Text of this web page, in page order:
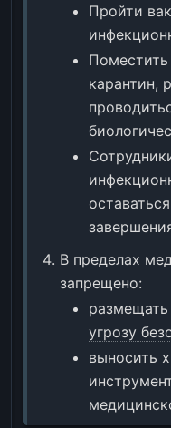
Пройти
карантин,
В пределах
запрещено:
угрозу
выносить